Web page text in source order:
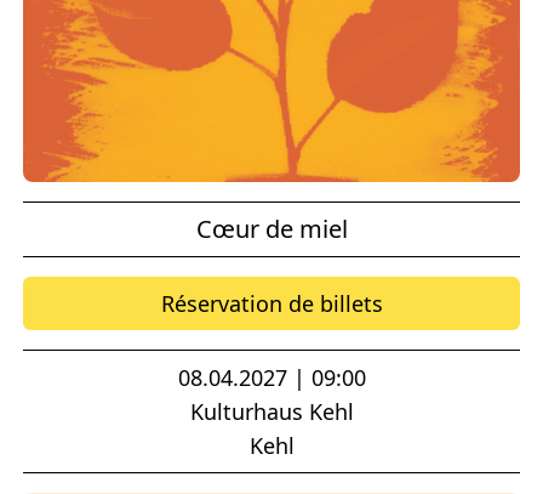
Cœur de miel
Réservation de billets
08.04.2027 | 09:00
Kulturhaus Kehl
Kehl